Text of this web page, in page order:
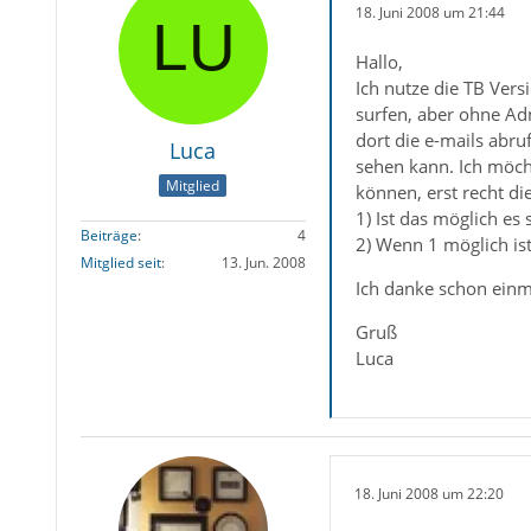
Luca
Mitglied
Beiträge
4
Mitglied seit
13. Jun. 2008
18. Juni 2008 um 21:44
Hallo,
Ich nutze die TB
surfen, aber ohne
dort die e-mails
sehen kann. Ich
können, erst recht
1) Ist das möglich
2) Wenn 1 möglich
Ich danke schon
Gruß
Luca
18. Juni 2008 um 22:20